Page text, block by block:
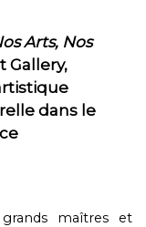
Arts, Nos
Gallery,
dans le
maîtres et